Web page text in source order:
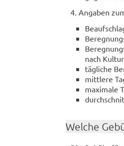
4. An­ga­ben
nach
täg­li­che
mitt­le­re
ma­xi­ma­le
Wel­che